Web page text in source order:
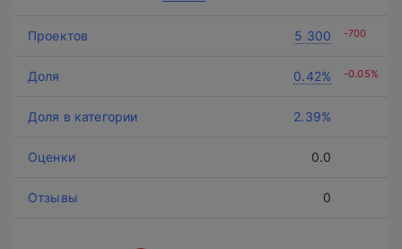
5 300 -700
0.42% -0.05%
2.39%
0.0
0